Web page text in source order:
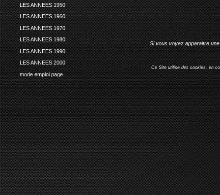
LES ANNEES 1950
LES ANNEES 1960
LES ANNEES 1970
LES ANNEES 1980
LES ANNEES 1990
LES ANNEES 2000
mode emploi page
Si vous voyez apparaitre
Ce Site utilise des cookies, en